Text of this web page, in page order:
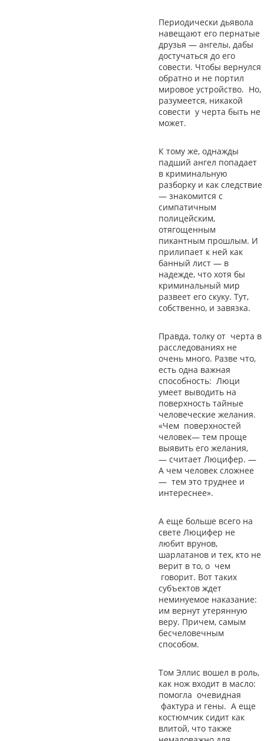
Периодически дьявола
навещают его пернатые
друзья — ангелы, дабы
достучаться до его
совести. Чтобы вернулся
обратно и не портил
мировое устройство. Но,
разумеется, никакой
совести у черта быть не
может.
К тому же, однажды
падший ангел попадает
в криминальную
разборку и как следствие
— знакомится с
симпатичным
полицейским,
отягощенным
пикантным прошлым. И
прилипает к ней как
банный лист — в
надежде, что хотя бы
криминальный мир
развеет его скуку. Тут,
собственно, и завязка.
Правда, толку от черта в
расследованиях не
очень много. Разве что,
есть одна важная
способность: Люци
умеет выводить на
поверхность тайные
человеческие желания.
«Чем поверхностей
человек— тем проще
выявить его желания,
— считает Люцифер. —
А чем человек сложнее
— тем это труднее и
интереснее».
А еще больше всего на
свете Люцифер не
любит врунов,
шарлатанов и тех, кто не
верит в то, о чем
говорит. Вот таких
субъектов ждет
неминуемое наказание:
им вернут утерянную
веру. Причем, самым
бесчеловечным
способом.
Том Эллис вошел в роль,
как нож входит в масло:
помогла очевидная
фактура и гены. А еще
костюмчик сидит как
влитой, что также